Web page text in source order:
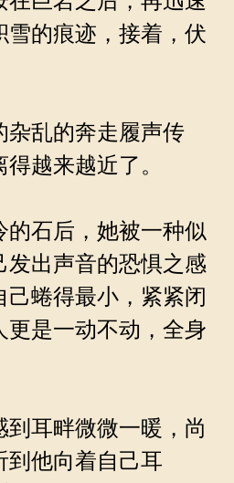
雪的痕迹，接着，伏
乱的奔走履声传
越来越近了。
石后，她被一种似
发出声音的恐惧之感
己蜷得最小，紧紧闭
更是一动不动，全身
耳畔微微一暖，尚
到他向着自己耳